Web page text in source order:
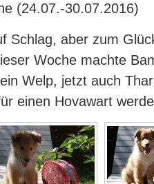
(24.07.-30.07.2016)
Schlag, aber zum
Woche machte
Welp, jetzt auch
einen Hovawart